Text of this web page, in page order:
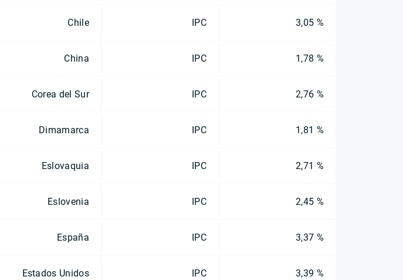
Chile IPC 3,05 %
China IPC 1,78 %
Corea del Sur IPC 2,76 %
Dimamarca IPC 1,81 %
Eslovaquia IPC 2,71 %
Eslovenia IPC 2,45 %
España IPC 3,37 %
Estados Unidos IPC 3,39 %